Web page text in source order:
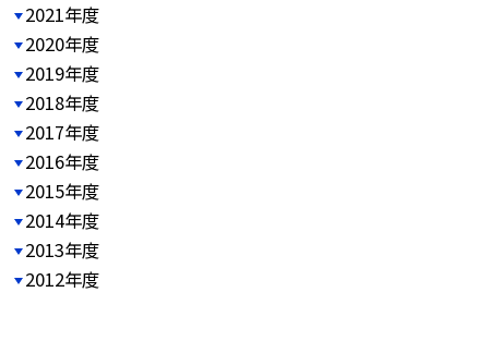
2021年度
2020年度
2019年度
2018年度
2017年度
2016年度
2015年度
2014年度
2013年度
2012年度